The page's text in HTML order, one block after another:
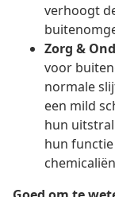
verhoogt
Zorg &
voor
normale
een mild
hun
hun